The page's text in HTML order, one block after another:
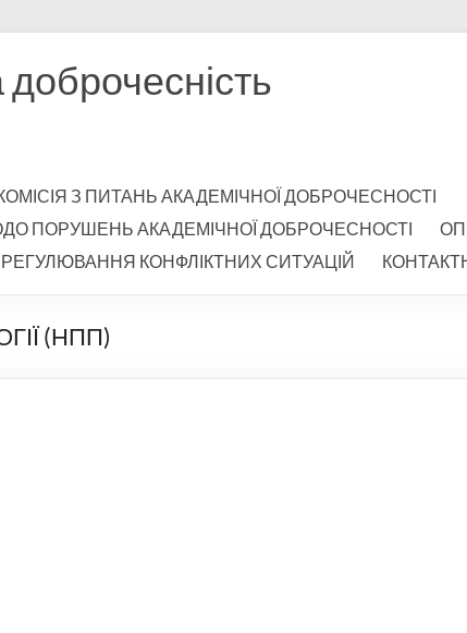
З ПИТАНЬ АКАДЕМІЧНОЇ ДОБРОЧЕСНОСТІ
ПОРУШЕНЬ АКАДЕМІЧНОЇ ДОБРОЧЕСНОСТІ
КОНФЛІКТНИХ СИТУАЦІЙ
(НПП)